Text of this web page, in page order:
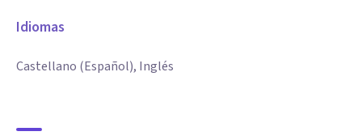
Idiomas
Castellano (Español), Inglés